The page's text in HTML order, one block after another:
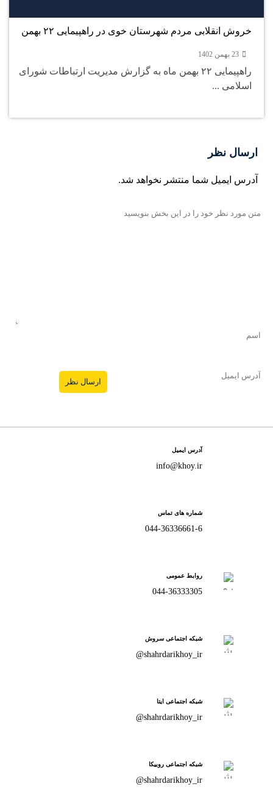
خروش انقلابی مردم شهرستان خوی در راهپیمایی ۲۲ بهمن
23 بهمن 1402
راهپیمایی ۲۲ بهمن ماه به گزارش مدیریت ارتباطات شورای
اسلامی ...
ارسال نظر
آدرس ایمیل شما منتشر نخواهد شد.
آدرس ایمیل
info@khoy.ir
شماره های تماس
044-36336661-6
روابط عمومی
044-36333305
شبکه اجتماعی سروش
shahrdarikhoy_ir@
شبکه اجتماعی ایتا
shahrdarikhoy_ir@
شبکه اجتماعی روبیکا
shahrdarikhoy_ir@